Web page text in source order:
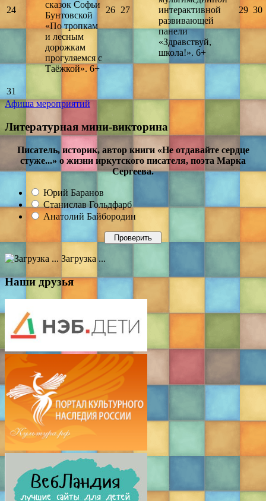
24
сказок Софьи
Бунтовской
«По тропкам
и лесным
дорожкам
прогуляемся с
Таёжкой». 6+
26 27
интерактивной
развивающей
панели
«Здравствуй,
школа!». 6+
29 30
31
Афиша мероприятий
Литературная мини-викторина
Писатель, историк, автор книги «Не отдавайте сердце
стуже...» о жизни иркутского писателя, поэта Марка
Сергеева.
Юрий Баранов
Станислав Гольдфарб
Анатолий Байбородин
Загрузка ...
Наши друзья